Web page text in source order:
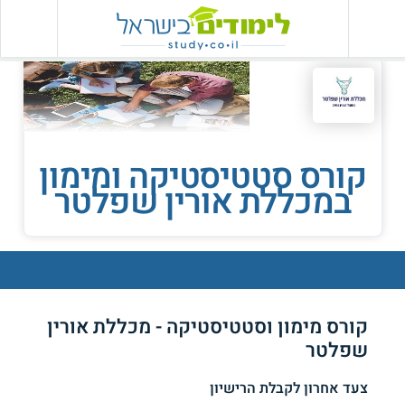
קורס סטטיסטיקה ומימון
במכללת אורין שפלטר
קורס מימון וסטטיסטיקה - מכללת אורין
שפלטר
צעד אחרון לקבלת הרישיון